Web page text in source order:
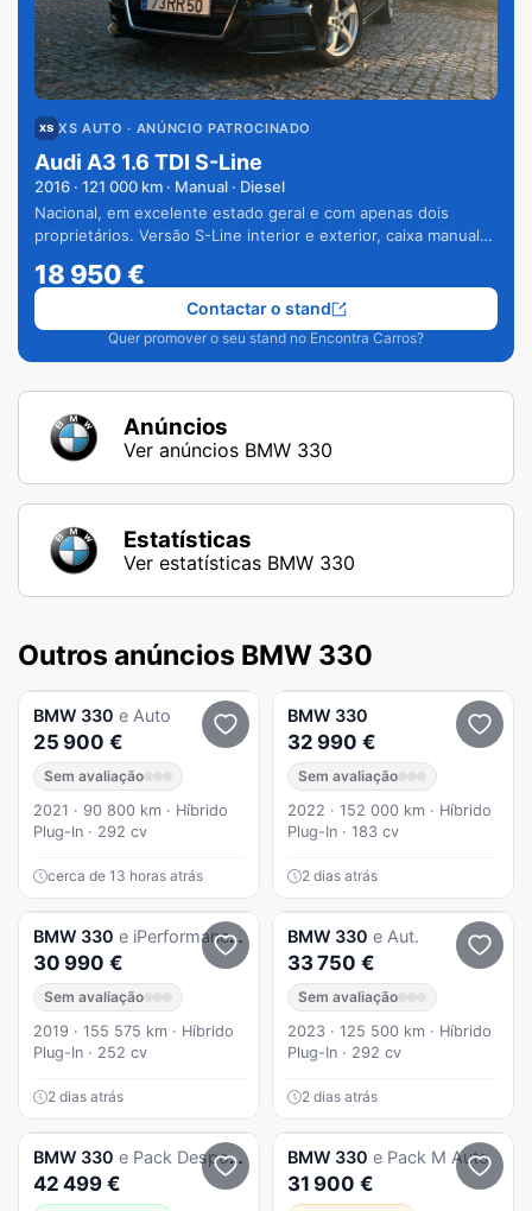
XS AUTO · ANÚNCIO PATROCINADO
Audi A3 1.6 TDI S-Line
2016 · 121 000 km · Manual · Diesel
Nacional, em excelente estado geral e com apenas dois
proprietários. Versão S-Line interior e exterior, caixa manual
18 950€
Quer promover o seu stand no Encontra Carros?
Contactar o stand
Anúncios
Ver anúncios BMW 330
Estatísticas
Ver estatísticas BMW 330
Outros anúncios BMW 330
BMW 330 e Auto
25 900 €
Sem avaliação
2021 · 90 800 km · Híbrido
Plug-In · 292 cv
cerca de 13 horas atrás
BMW 330
32 990 €
Sem avaliação
2022 · 152 000 km · Híbrido
Plug-In · 183 cv
2 dias atrás
BMW 330 e iPerformance Pack M
30 990 €
Sem avaliação
2019 · 155 575 km · Híbrido
Plug-In · 252 cv
2 dias atrás
BMW 330 e Aut.
33 750 €
Sem avaliação
2023 · 125 500 km · Híbrido
Plug-In · 292 cv
2 dias atrás
BMW 330 e Pack Desportivo M Auto
42 499 €
BMW 330 e Pack M Auto
31 900 €